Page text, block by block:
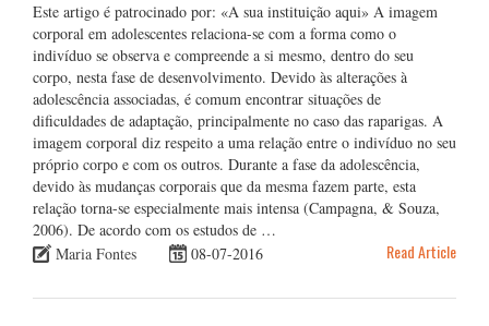
Este artigo é patrocinado por: «A sua instituição aqui» A imagem
corporal em adolescentes relaciona-se com a forma como o
indivíduo se observa e compreende a si mesmo, dentro do seu
corpo, nesta fase de desenvolvimento. Devido às alterações à
adolescência associadas, é comum encontrar situações de
dificuldades de adaptação, principalmente no caso das raparigas. A
imagem corporal diz respeito a uma relação entre o indivíduo no seu
próprio corpo e com os outros. Durante a fase da adolescência,
devido às mudanças corporais que da mesma fazem parte, esta
relação torna-se especialmente mais intensa (Campagna, & Souza,
2006). De acordo com os estudos de …
Maria Fontes
08-07-2016 Read Article